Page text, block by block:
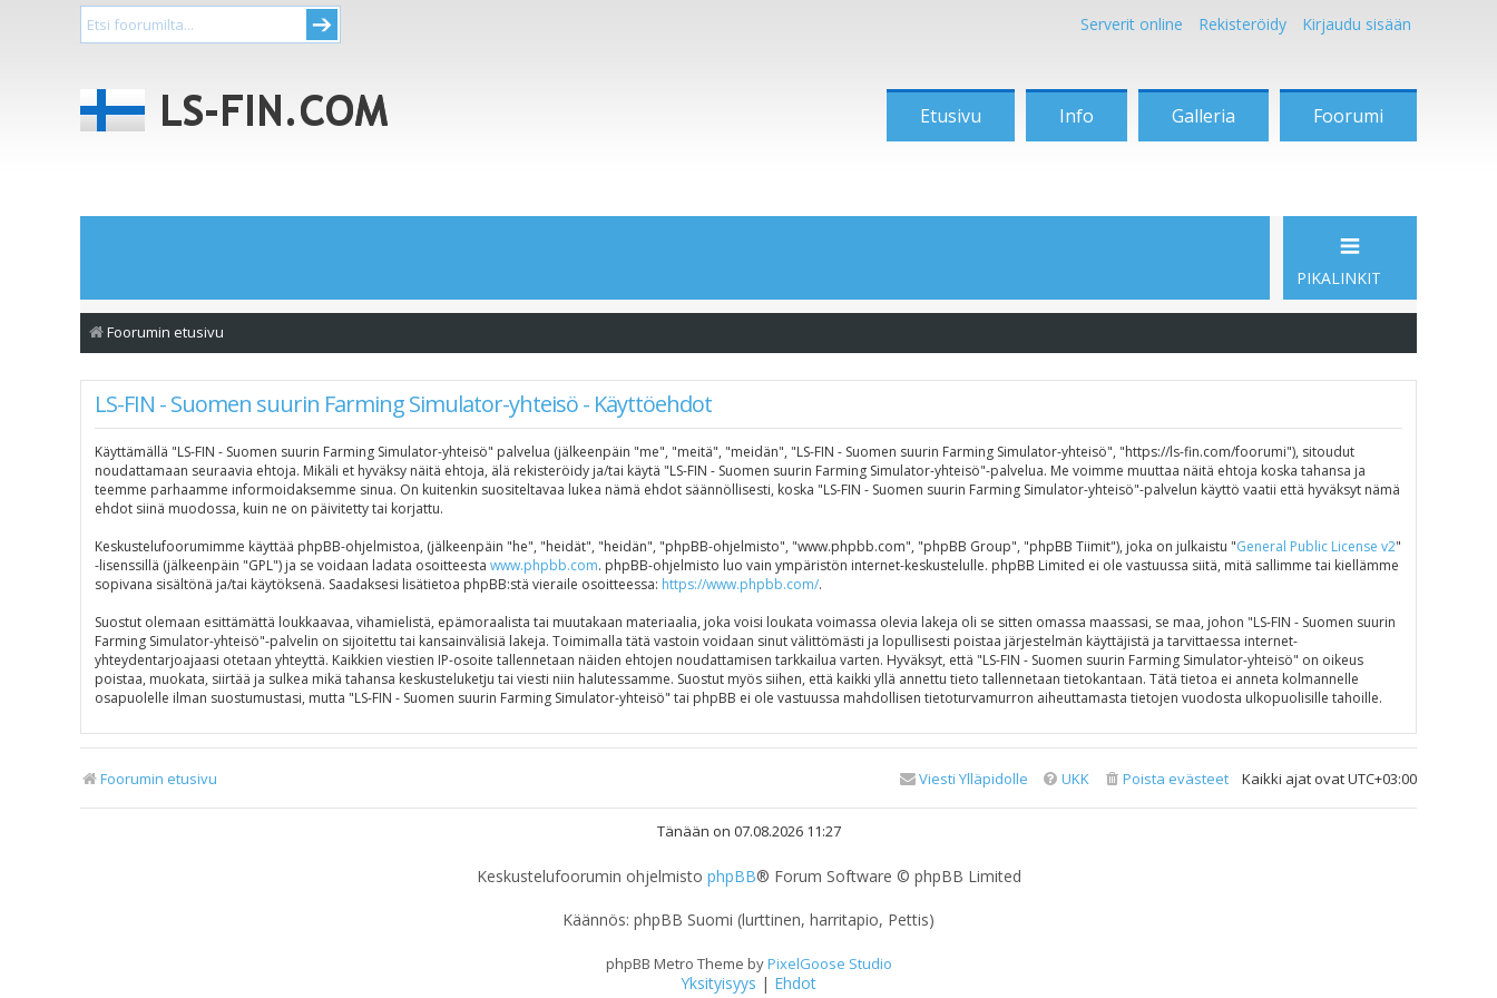
Serverit online Rekisteröidy Kirjaudu sisään
Etusivu Info Galleria Foorumi
PIKALINKIT
Foorumin etusivu
LS-FIN - Suomen suurin Farming Simulator-yhteisö - Käyttöehdot
Käyttämällä "LS-FIN - Suomen suurin Farming Simulator-yhteisö" palvelua (jälkeenpäin "me", "meitä", "meidän", "LS-FIN - Suomen suurin Farming Simulator-yhteisö", "https://ls-fin.com/foorumi"), sitoudut
noudattamaan seuraavia ehtoja. Mikäli et hyväksy näitä ehtoja, älä rekisteröidy ja/tai käytä "LS-FIN - Suomen suurin Farming Simulator-yhteisö"-palvelua. Me voimme muuttaa näitä ehtoja koska tahansa ja
teemme parhaamme informoidaksemme sinua. On kuitenkin suositeltavaa lukea nämä ehdot säännöllisesti, koska "LS-FIN - Suomen suurin Farming Simulator-yhteisö"-palvelun käyttö vaatii että hyväksyt nämä
ehdot siinä muodossa, kuin ne on päivitetty tai korjattu.
Keskustelufoorumimme käyttää phpBB-ohjelmistoa, (jälkeenpäin "he", "heidät", "heidän", "phpBB-ohjelmisto", "www.phpbb.com", "phpBB Group", "phpBB Tiimit"), joka on julkaistu "General Public License v2"
-lisenssillä (jälkeenpäin "GPL") ja se voidaan ladata osoitteesta www.phpbb.com. phpBB-ohjelmisto luo vain ympäristön internet-keskustelulle. phpBB Limited ei ole vastuussa siitä, mitä sallimme tai kiellämme
sopivana sisältönä ja/tai käytöksenä. Saadaksesi lisätietoa phpBB:stä vieraile osoitteessa: https://www.phpbb.com/.
Suostut olemaan esittämättä loukkaavaa, vihamielistä, epämoraalista tai muutakaan materiaalia, joka voisi loukata voimassa olevia lakeja oli se sitten omassa maassasi, se maa, johon "LS-FIN - Suomen suurin
Farming Simulator-yhteisö"-palvelin on sijoitettu tai kansainvälisiä lakeja. Toimimalla tätä vastoin voidaan sinut välittömästi ja lopullisesti poistaa järjestelmän käyttäjistä ja tarvittaessa internet-
yhteydentarjoajaasi otetaan yhteyttä. Kaikkien viestien IP-osoite tallennetaan näiden ehtojen noudattamisen tarkkailua varten. Hyväksyt, että "LS-FIN - Suomen suurin Farming Simulator-yhteisö" on oikeus
poistaa, muokata, siirtää ja sulkea mikä tahansa keskusteluketju tai viesti niin halutessamme. Suostut myös siihen, että kaikki yllä annettu tieto tallennetaan tietokantaan. Tätä tietoa ei anneta kolmannelle
osapuolelle ilman suostumustasi, mutta "LS-FIN - Suomen suurin Farming Simulator-yhteisö" tai phpBB ei ole vastuussa mahdollisen tietoturvamurron aiheuttamasta tietojen vuodosta ulkopuolisille tahoille.
Foorumin etusivu Kaikki ajat ovatUTC+03:00
Poista evästeet
UKK
Viesti Ylläpidolle
Tänään on 07.08.2026 11:27
Keskustelufoorumin ohjelmisto phpBB® Forum Software © phpBB Limited
Käännös: phpBB Suomi (lurttinen, harritapio, Pettis)
phpBB Metro Theme byPixelGoose Studio
Yksityisyys | Ehdot